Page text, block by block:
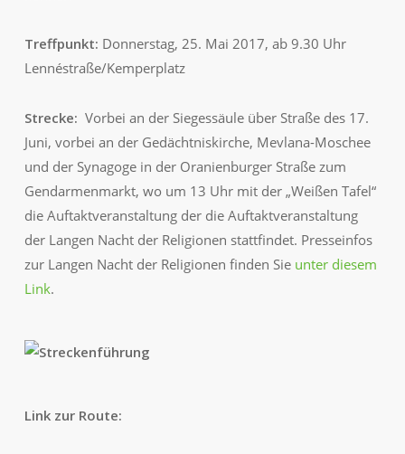
Treffpunkt: Donnerstag, 25. Mai 2017, ab 9.30 Uhr
Lennéstraße/Kemperplatz
Strecke: Vorbei an der Siegessäule über Straße des 17.
Juni, vorbei an der Gedächtniskirche, Mevlana-Moschee
und der Synagoge in der Oranienburger Straße zum
Gendarmenmarkt, wo um 13 Uhr mit der „Weißen Tafel“
die Auftaktveranstaltung der die Auftaktveranstaltung
der Langen Nacht der Religionen stattfindet. Presseinfos
zur Langen Nacht der Religionen finden Sie unter diesem
Link.
Link zur Route: